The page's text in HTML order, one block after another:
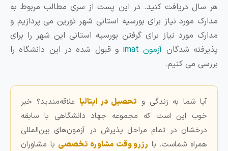
دریافت کنید. در این پست از سری مطالب مربوط به
مورد نیاز برای بورسیه استانی شهر تورین می پردازیم و
مورد نیاز برای گرفتن بورسیه استانی این شهر را برای
شدگان آزمون imat
و قبول شده در این دانشگاه را
می کنیم.
شما به زندگی وتحصیل در ایتالیاعلاقه‌مندید؟ خبر
این است که مجموعه جهاد دانشگاهی با سابقه
در تمام مراحل پذیرش در آزمون‌های بین‌المللی
شماست. بارزرو وقت مشاوره تخصصیبا مشاوران